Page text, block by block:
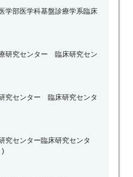
部医学科基盤診療学系臨床
研究センター 臨床研究セン
究センター 臨床研究センタ
センター臨床研究センタ
)